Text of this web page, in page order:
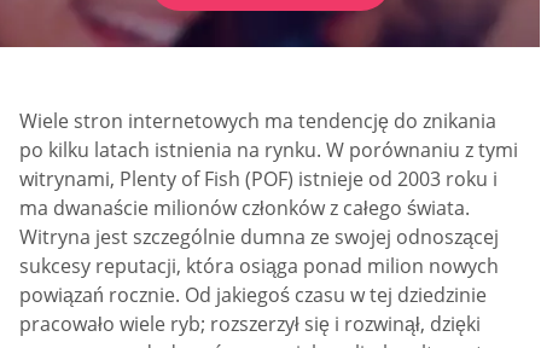
Wiele stron internetowych ma tendencję do znikania
po kilku latach istnienia na rynku. W porównaniu z tymi
witrynami, Plenty of Fish (POF) istnieje od 2003 roku i
ma dwanaście milionów członków z całego świata.
Witryna jest szczególnie dumna ze swojej odnoszącej
sukcesy reputacji, która osiąga ponad milion nowych
powiązań rocznie. Od jakiegoś czasu w tej dziedzinie
pracowało wiele ryb; rozszerzył się i rozwinął, dzięki